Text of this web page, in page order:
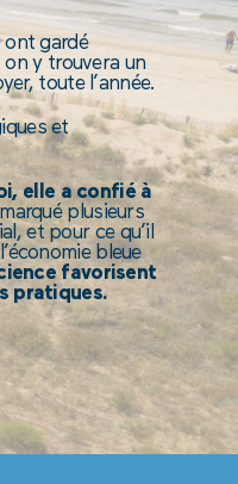
ont gardé
y trouvera un
toute l’année.
et
elle a confié à
plusieurs
et pour ce qu’il
bleue
favorisent
pratiques.